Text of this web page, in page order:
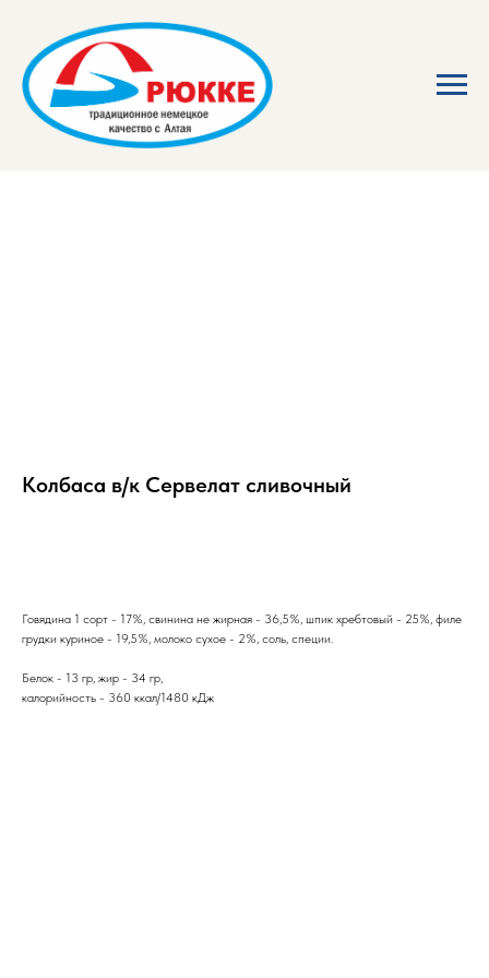
Колбаса в/к Сервелат сливочный
Говядина 1 сорт - 17%, свинина не жирная - 36,5%, шпик хребтовый - 25%, филе
грудки куриное - 19,5%, молоко сухое - 2%, соль, специи.
Белок - 13 гр, жир - 34 гр,
калорийность - 360 ккал/1480 кДж